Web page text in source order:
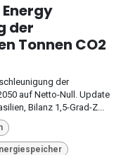
der
Tonnen CO2
der
auf Netto-Null. Update
Bilanz 1,5-Grad-Z...